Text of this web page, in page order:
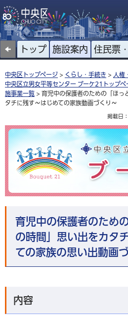
トップ 施設案内 住民票
中央区トップページ > くらし・手続き > 人権
中央区立男女平等センター ブーケ21トップペ
施事業一覧 > 育児中の保護者のための「ほ
タチに残す～はじめての家族動画づくり～
掲載日
育児中の保護者のため
の時間」思い出をカタ
ての家族の思い出動画
内容